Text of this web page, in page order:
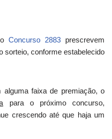
Concurso 2883 prescrevem
sorteio, conforme estabelecido
alguma faixa de premiação, o
para o próximo concurso,
crescendo até que haja um